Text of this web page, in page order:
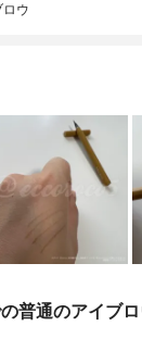
ウ
普通のアイブ